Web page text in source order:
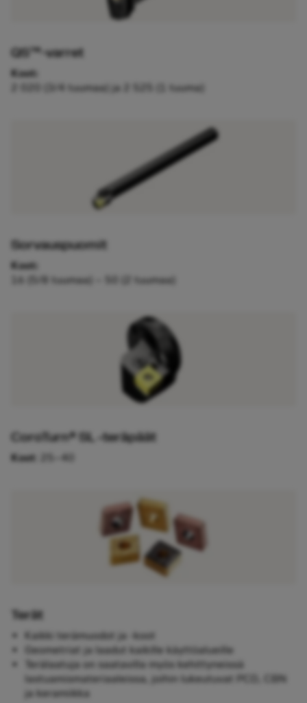
QS™-varret
Koot:
2 020 (3/4 tuumaa) ja 2 525 (1 tuuma)
Sorvauspuomit
Koot:
16 (5/8 tuumaa) – 50 (2 tuumaa)
CoroTurn® SL ‑teräpäät
Koot : 25–40
Terät
Kaikki terämuodot ja -koot
Geometriat ja laadut kaikille käyttöalueille
Terälaatuja on saatavilla myös kehittyneissä
lastuamismateriaaleissa, joihin lukeutuvat PCD, CBN
ja keramiikka